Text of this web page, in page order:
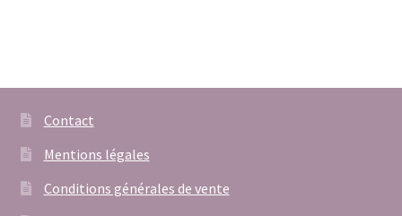
Contact
Mentions légales
Conditions générales de vente